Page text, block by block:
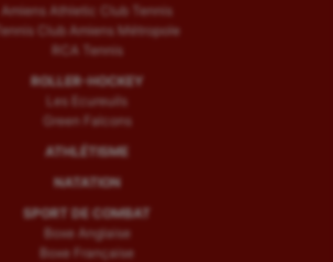
Amiens Athletic Club Tennis
Tennis Club Amiens Métropole
RCA Tennis
ROLLER-HOCKEY
Les Ecureuils
Green Falcons
ATHLÉTISME
NATATION
SPORT DE COMBAT
Boxe Anglaise
Boxe Française